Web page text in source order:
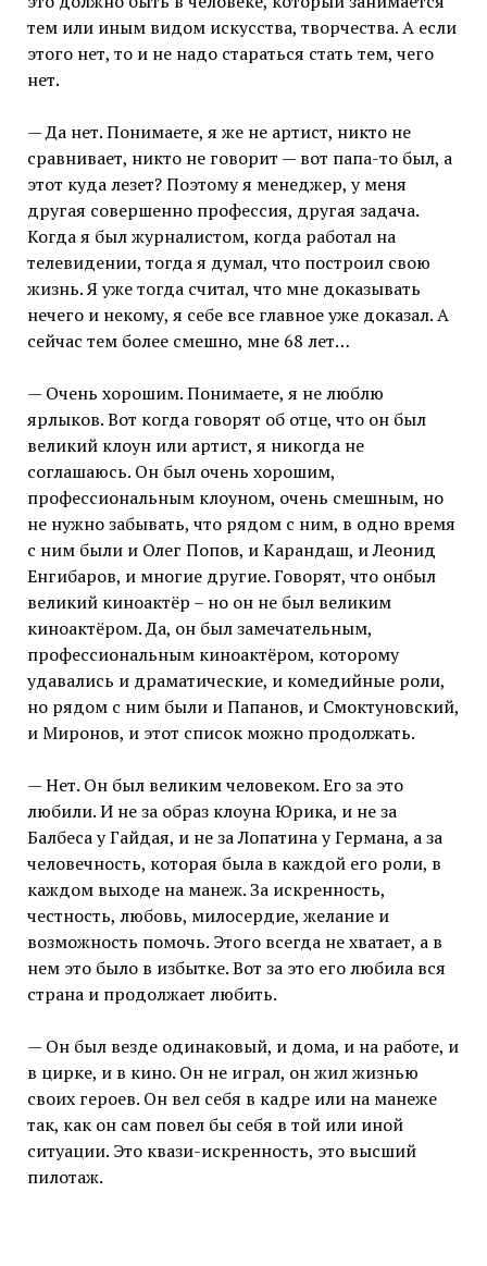
тем или иным видом искусства, творчества. А если
этого нет, то и не надо стараться стать тем, чего
нет.
— Да нет. Понимаете, я же не артист, никто не
сравнивает, никто не говорит — вот папа-то был, а
этот куда лезет? Поэтому я менеджер, у меня
другая совершенно профессия, другая задача.
Когда я был журналистом, когда работал на
телевидении, тогда я думал, что построил свою
жизнь. Я уже тогда считал, что мне доказывать
нечего и некому, я себе все главное уже доказал. А
сейчас тем более смешно, мне 68 лет…
— Очень хорошим. Понимаете, я не люблю
ярлыков. Вот когда говорят об отце, что он был
великий клоун или артист, я никогда не
соглашаюсь. Он был очень хорошим,
профессиональным клоуном, очень смешным, но
не нужно забывать, что рядом с ним, в одно время
с ним были и Олег Попов, и Карандаш, и Леонид
Енгибаров, и многие другие. Говорят, что онбыл
великий киноактёр – но он не был великим
киноактёром. Да, он был замечательным,
профессиональным киноактёром, которому
удавались и драматические, и комедийные роли,
но рядом с ним были и Папанов, и Смоктуновский,
и Миронов, и этот список можно продолжать.
— Нет. Он был великим человеком. Его за это
любили. И не за образ клоуна Юрика, и не за
Балбеса у Гайдая, и не за Лопатина у Германа, а за
человечность, которая была в каждой его роли, в
каждом выходе на манеж. За искренность,
честность, любовь, милосердие, желание и
возможность помочь. Этого всегда не хватает, а в
нем это было в избытке. Вот за это его любила вся
страна и продолжает любить.
— Он был везде одинаковый, и дома, и на работе, и
в цирке, и в кино. Он не играл, он жил жизнью
своих героев. Он вел себя в кадре или на манеже
так, как он сам повел бы себя в той или иной
ситуации. Это квази-искренность, это высший
пилотаж.